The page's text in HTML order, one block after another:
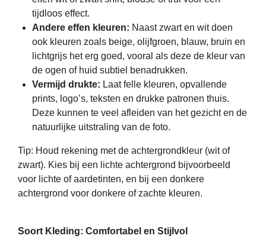
tijdloos effect.
Andere effen kleuren: Naast zwart en wit doen
ook kleuren zoals beige, olijfgroen, blauw, bruin en
lichtgrijs het erg goed, vooral als deze de kleur van
de ogen of huid subtiel benadrukken.
Vermijd drukte: Laat felle kleuren, opvallende
prints, logo’s, teksten en drukke patronen thuis.
Deze kunnen te veel afleiden van het gezicht en de
natuurlijke uitstraling van de foto.
Tip: Houd rekening met de achtergrondkleur (wit of
zwart). Kies bij een lichte achtergrond bijvoorbeeld
voor lichte of aardetinten, en bij een donkere
achtergrond voor donkere of zachte kleuren.
Soort Kleding: Comfortabel en Stijlvol